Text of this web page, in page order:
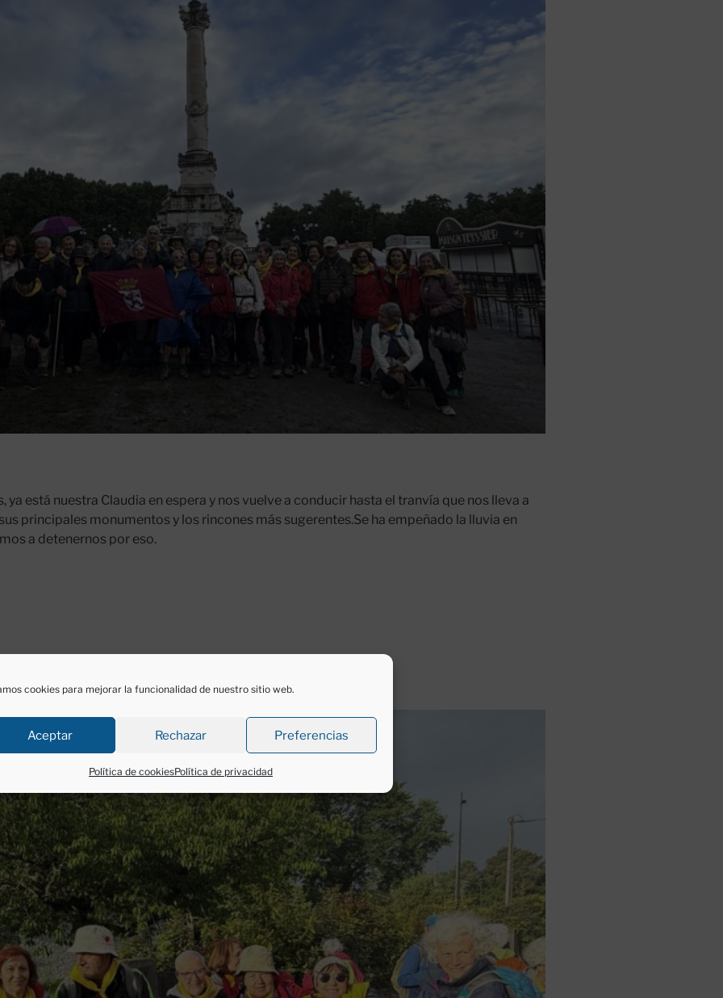
cookies para mejorar la funcionalidad de nuestro sitio web.
Aceptar Rechazar Preferencias
Política de cookiesPolítica de privacidad
ya está nuestra Claudia en espera y nos vuelve a conducir hasta el tranvía que nos lleva a
principales monumentos y los rincones más sugerentes.Se ha empeñado la lluvia en
a detenernos por eso.
DE PRIMAVERA 2026: DÍA 2